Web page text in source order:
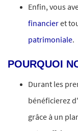
Enfin, vous
financieret
patrimoniale.
POURQUOI
Durant les
bénéficierez
grâce à un